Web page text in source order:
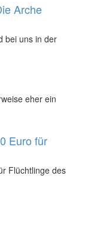
Arche
bei uns in der
eher ein
Euro für
Flüchtlinge des